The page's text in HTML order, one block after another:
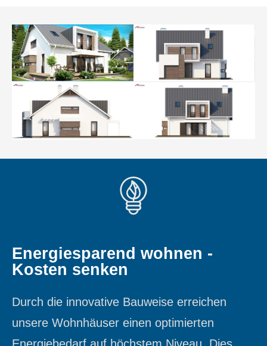
Energiesparend wohnen -
Kosten senken
Durch die innovative Bauweise erreichen
unsere Wohnhäuser einen optimierten